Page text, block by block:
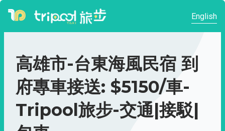
English
高雄市-台東海風民宿 到
府專車接送: $5150/車-
Tripool旅步-交通|接駁|